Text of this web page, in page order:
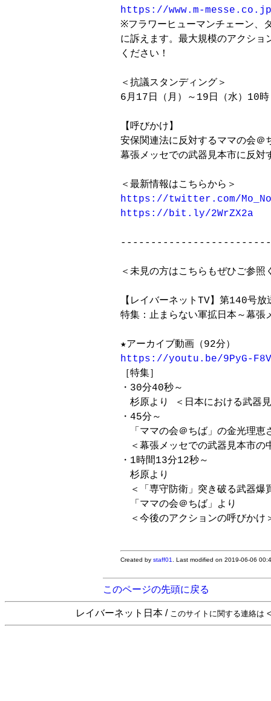
https://www.m-
※フラワーヒューマンチェーン、
に訴えます。最大規模のアクシ
ください！
＜抗議スタンディング＞
6月17日（月）～19日（水）10
【呼びかけ】
安保関連法に反対するママの会＠
幕張メッセでの武器見本市に反対
https://twitter.com/
https://bit.ly/2WrZX2a
＜未見の方はこちらもぜひご参照
【レイバーネットTV】第140号放
特集：止まらない軍拡日本～幕張
https://youtu.be/9PyG-
［特集］
・30分40秒～
杉原より ＜日本における武器
・45分～
「ママの会＠ちば」の金光理恵
＜幕張メッセでの武器見本市の
・1時間13分12秒～
杉原より
＜「専守防衛」突き破る武器爆
「ママの会＠ちば」より
＜今後のアクションの呼びか
Created bystaff01 . Last modified on 2019-06-06
このページの先頭に戻る
レイバーネット日本 / このサイトに関する連絡は